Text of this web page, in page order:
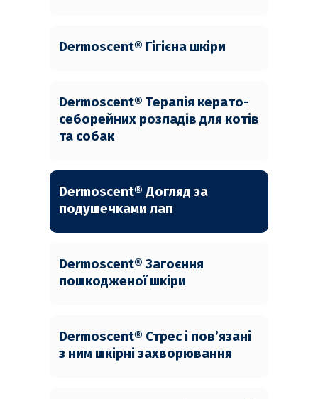
Dermoscent® Гігієна шкіри
Dermoscent® Терапія керато-
себорейних розладів для котів
та собак
Dermoscent® Догляд за
подушечками лап
Dermoscent® Загоєння
пошкодженої шкіри
Dermoscent® Стрес і пов’язані
з ним шкірні захворювання